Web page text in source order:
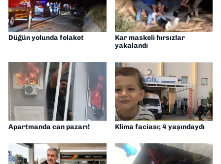
Düğün yolunda felaket
Kar maskeli hırsızlar
yakalandı
Apartmanda can pazarı! Klima faciası; 4 yaşındaydı